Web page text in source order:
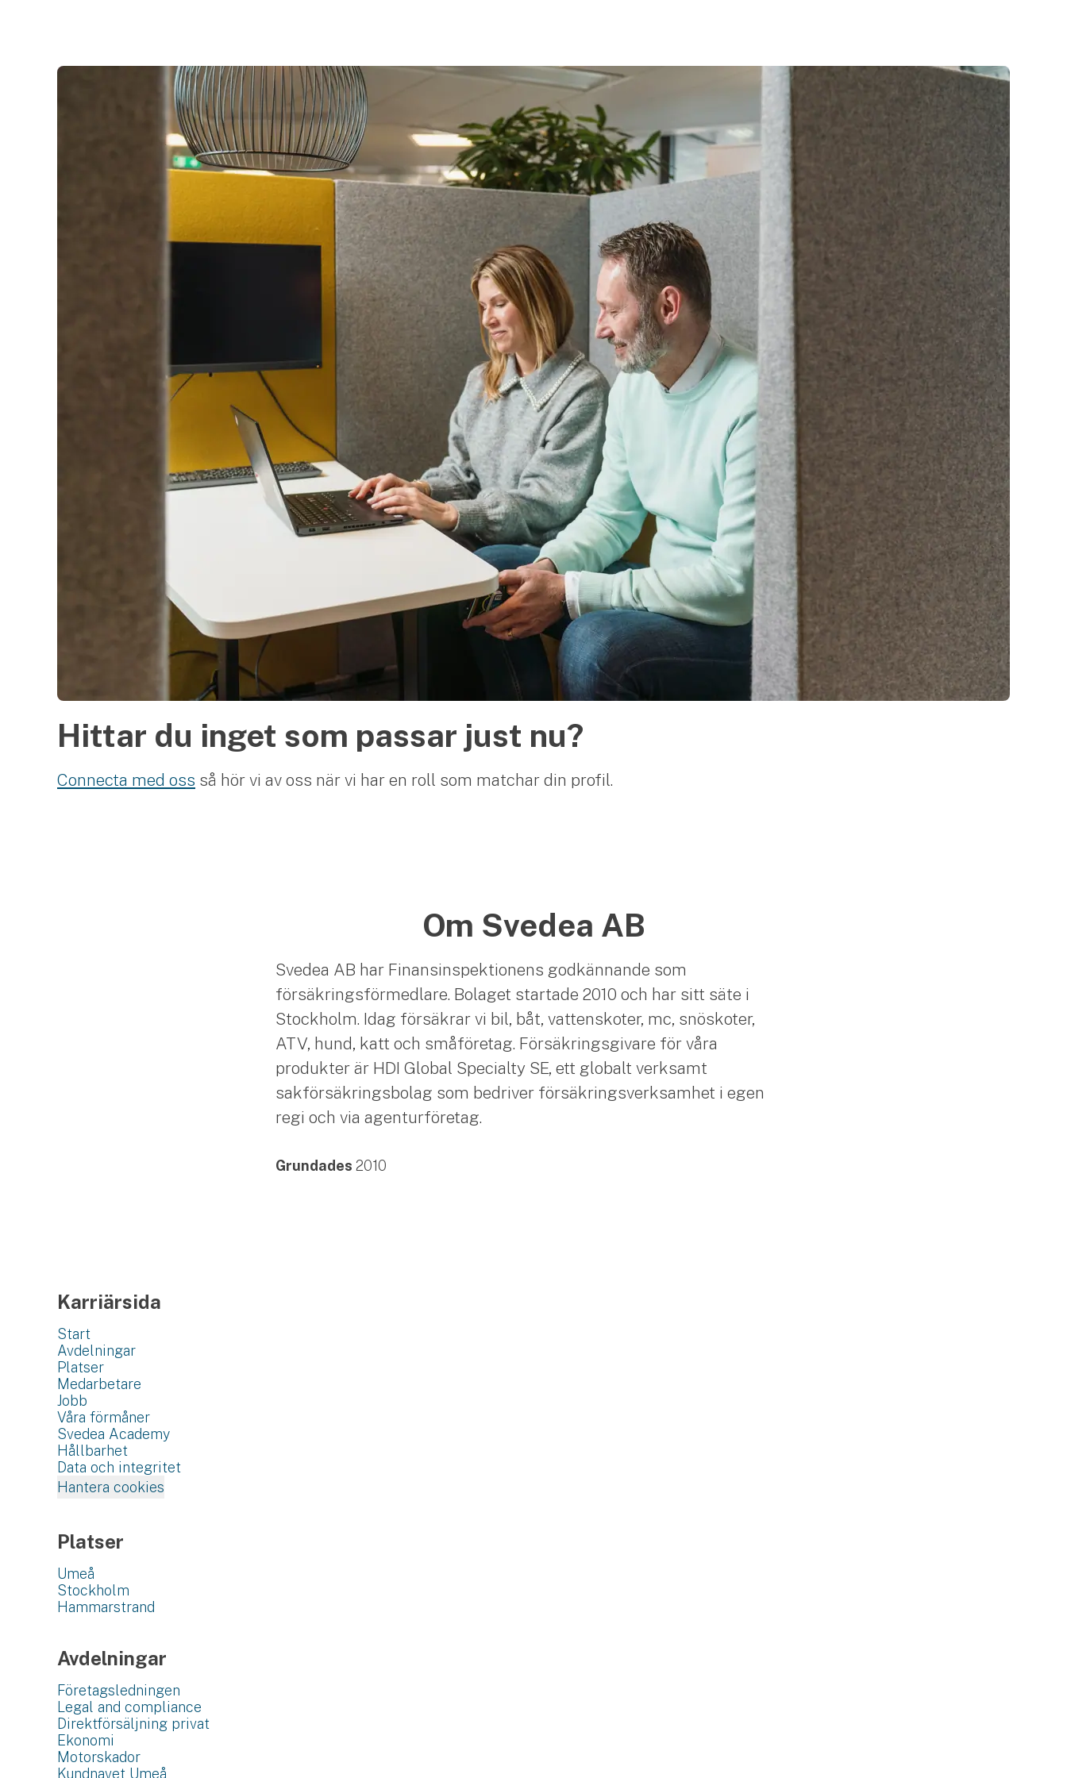
Hittar du inget som passar just nu?
Connecta med oss så hör vi av oss när vi har en roll som matchar din profil.
Om Svedea AB
Svedea AB har Finansinspektionens godkännande som
försäkringsförmedlare. Bolaget startade 2010 och har sitt säte i
Stockholm. Idag försäkrar vi bil, båt, vattenskoter, mc, snöskoter,
ATV, hund, katt och småföretag. Försäkringsgivare för våra
produkter är HDI Global Specialty SE, ett globalt verksamt
sakförsäkringsbolag som bedriver försäkringsverksamhet i egen
regi och via agenturföretag.
Grundades 2010
Karriärsida
Start
Avdelningar
Platser
Medarbetare
Jobb
Våra förmåner
Svedea Academy
Hållbarhet
Data och integritet
Hantera cookies
Platser
Umeå
Stockholm
Hammarstrand
Avdelningar
Företagsledningen
Legal and compliance
Direktförsäljning privat
Ekonomi
Motorskador
Kundnavet Umeå